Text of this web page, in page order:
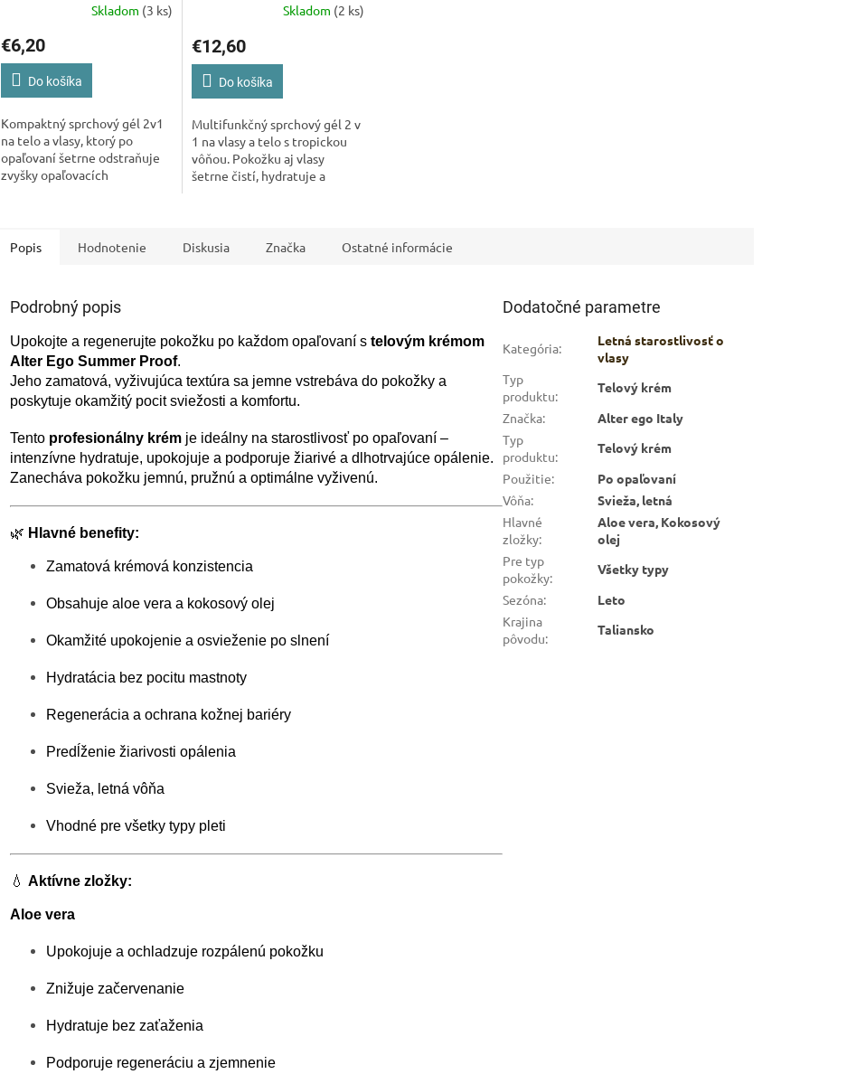
Skladom (3 ks)
€6,20
Do košíka
Kompaktný sprchový gél 2v1
na telo a vlasy, ktorý po
opaľovaní šetrne odstraňuje
zvyšky opaľovacích
Skladom (2 ks)
€12,60
Do košíka
Multifunkčný sprchový gél 2 v
1 na vlasy a telo s tropickou
vôňou. Pokožku aj vlasy
šetrne čistí, hydratuje a
Popis Hodnotenie Diskusia Značka Ostatné informácie
Podrobný popis
Upokojte a regenerujte pokožku po každom opaľovaní s telovým krémom
Alter Ego Summer Proof.
Jeho zamatová, vyživujúca textúra sa jemne vstrebáva do pokožky a
poskytuje okamžitý pocit sviežosti a komfortu.
Tento profesionálny krém je ideálny na starostlivosť po opaľovaní –
intenzívne hydratuje, upokojuje a podporuje žiarivé a dlhotrvajúce opálenie.
Zanecháva pokožku jemnú, pružnú a optimálne vyživenú.
🌿 Hlavné benefity:
Zamatová krémová konzistencia
Obsahuje aloe vera a kokosový olej
Okamžité upokojenie a osvieženie po slnení
Hydratácia bez pocitu mastnoty
Regenerácia a ochrana kožnej bariéry
Predĺženie žiarivosti opálenia
Svieža, letná vôňa
Vhodné pre všetky typy pleti
💧 Aktívne zložky:
Aloe vera
Upokojuje a ochladzuje rozpálenú pokožku
Znižuje začervenanie
Hydratuje bez zaťaženia
Podporuje regeneráciu a zjemnenie
Dodatočné parametre
Kategória:
Letná starostlivosť o
vlasy
Typ
produktu:
Telový krém
Značka:
Alter ego Italy
Typ
produktu:
Telový krém
Použitie:
Po opaľovaní
Vôňa:
Svieža, letná
Hlavné
zložky:
Aloe vera, Kokosový
olej
Pre typ
pokožky:
Všetky typy
Sezóna:
Leto
Krajina
pôvodu:
Taliansko